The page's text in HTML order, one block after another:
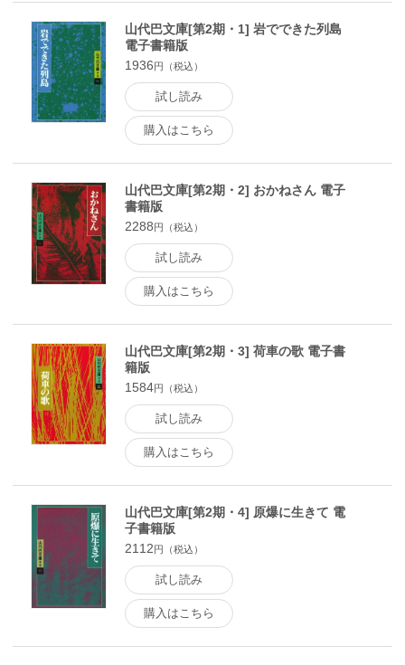
山代巴文庫[第2期・1] 岩でできた列島
電子書籍版
1936円（税込）
試し読み
購入はこちら
山代巴文庫[第2期・2] おかねさん 電子
書籍版
2288円（税込）
試し読み
購入はこちら
山代巴文庫[第2期・3] 荷車の歌 電子書
籍版
1584円（税込）
試し読み
購入はこちら
山代巴文庫[第2期・4] 原爆に生きて 電
子書籍版
2112円（税込）
試し読み
購入はこちら